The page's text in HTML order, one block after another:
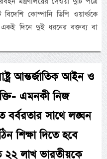
কোম্পানি ডিপি ওয়ার্ল্ডকে
একই দিনে দুই ধরনের বক্তব্য বা
আন্তর্জাতিক আইন ও
এমনকী নিজ
বর্বরতার সাথে লঙ্ঘন
শিক্ষা দিতে হবে
২২ লাখ ভারতীয়কে